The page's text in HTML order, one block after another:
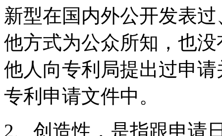
新型在国内外公开发表
他方式为公众所知，也
他人向专利局提出过申
专利申请文件中。
2、创造性，是指跟申请